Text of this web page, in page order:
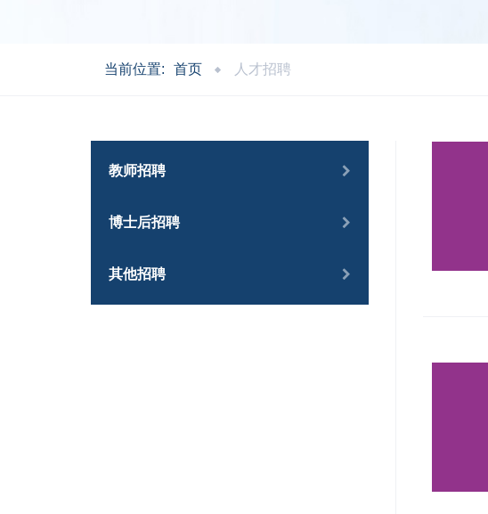
当前位置: 首页 人才招聘
教师招聘
博士后招聘
其他招聘